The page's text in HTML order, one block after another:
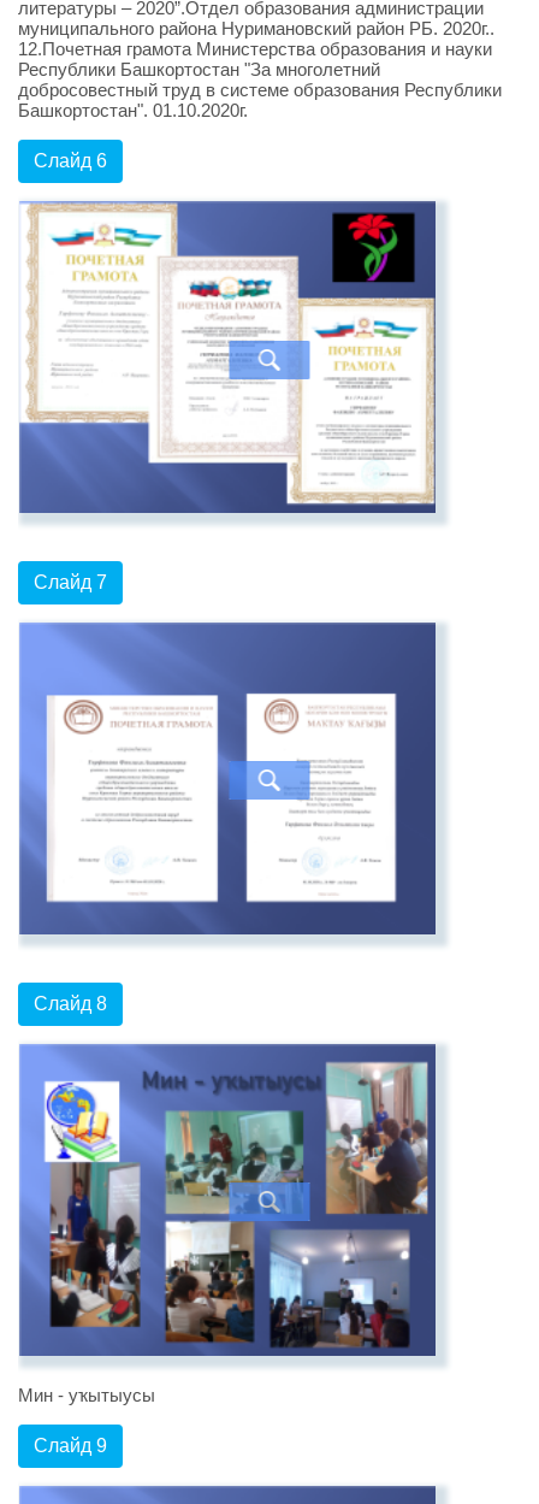
литературы – 2020”.Отдел образования администрации
муниципального района Нуримановский район РБ. 2020г..
12.Почетная грамота Министерства образования и науки
Республики Башкортостан "За многолетний
добросовестный труд в системе образования Республики
Башкортостан". 01.10.2020г.
Слайд 6
Слайд 7
Слайд 8
Мин - уҡытыусы
Слайд 9